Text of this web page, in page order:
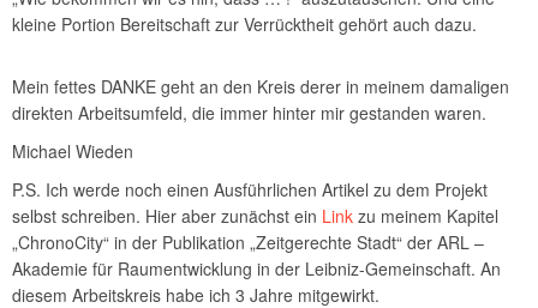
kleine Portion Bereitschaft zur Verrücktheit gehört auch dazu.
Mein fettes DANKE geht an den Kreis derer in meinem damaligen
direkten Arbeitsumfeld, die immer hinter mir gestanden waren.
Michael Wieden
P.S. Ich werde noch einen Ausführlichen Artikel zu dem Projekt
selbst schreiben. Hier aber zunächst ein Link zu meinem Kapitel
„ChronoCity“ in der Publikation „Zeitgerechte Stadt“ der ARL –
Akademie für Raumentwicklung in der Leibniz-Gemeinschaft. An
diesem Arbeitskreis habe ich 3 Jahre mitgewirkt.